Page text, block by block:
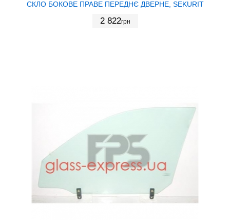
СКЛО БОКОВЕ ПРАВЕ ПЕРЕДНЄ ДВЕРНЕ, SEKURIT
2 822грн